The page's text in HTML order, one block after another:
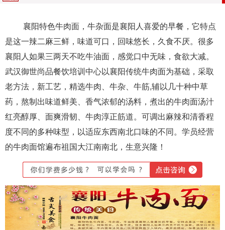
襄阳特色牛肉面，牛杂面是襄阳人喜爱的早餐，它特点
是这一辣二麻三鲜，味道可口，回味悠长，久食不厌。很多
襄阳人如果三两天不吃牛油面，感觉口中无味，食欲大减。
武汉御世尚品餐饮培训中心以襄阳传统牛肉面为基础，采取
老方法，新工艺，精选牛肉、牛杂、牛筋,辅以几十种中草
药，熬制出味道鲜美、香气浓郁的汤料，煮出的牛肉面汤汁
红亮醇厚、面爽滑韧、牛肉淳正筋道。可调出麻辣和清香程
度不同的多种味型，以适应东西南北口味的不同。学员经营
的牛肉面馆遍布祖国大江南南北，生意兴隆！